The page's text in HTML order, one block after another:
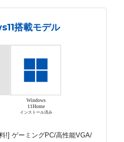
搭載モデル
Windows
11Home
インストール済み
!] ゲーミングPC/高性能VGA/